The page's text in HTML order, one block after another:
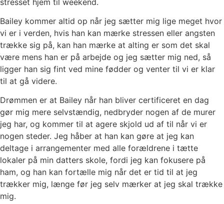
Bailey kommer altid op når jeg sætter mig lige meget hvor
vi er i verden, hvis han kan mærke stressen eller angsten
trække sig på, kan han mærke at alting er som det skal
være mens han er på arbejde og jeg sætter mig ned, så
ligger han sig fint ved mine fødder og venter til vi er klar
til at gå videre.
Drømmen er at Bailey når han bliver certificeret en dag
gør mig mere selvstændig, nedbryder nogen af de murer
jeg har, og kommer til at agere skjold ud af til når vi er
nogen steder. Jeg håber at han kan gøre at jeg kan
deltage i arrangementer med alle forældrene i tætte
lokaler på min datters skole, fordi jeg kan fokusere på
ham, og han kan fortælle mig når det er tid til at jeg
trækker mig, længe før jeg selv mærker at jeg skal trække
mig.